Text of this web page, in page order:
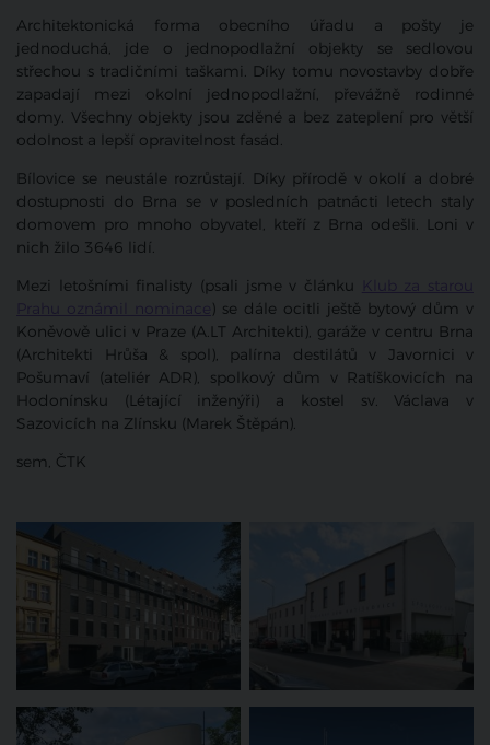
Architektonická forma obecního úřadu a pošty je
jednoduchá, jde o jednopodlažní objekty se sedlovou
střechou s tradičními taškami. Díky tomu novostavby dobře
zapadají mezi okolní jednopodlažní, převážně rodinné
domy. Všechny objekty jsou zděné a bez zateplení pro větší
odolnost a lepší opravitelnost fasád.
Bílovice se neustále rozrůstají. Díky přírodě v okolí a dobré
dostupnosti do Brna se v posledních patnácti letech staly
domovem pro mnoho obyvatel, kteří z Brna odešli. Loni v
nich žilo 3646 lidí.
Mezi letošními finalisty (psali jsme v článku Klub za starou
Prahu oznámil nominace
) se dále ocitli ještě bytový dům v
Koněvově ulici v Praze (A.LT Architekti), garáže v centru Brna
(Architekti Hrůša & spol), palírna destilátů v Javornici v
Pošumaví (ateliér ADR), spolkový dům v Ratíškovicích na
Hodonínsku (Létající inženýři) a kostel sv. Václava v
Sazovicích na Zlínsku (Marek Štěpán).
sem, ČTK